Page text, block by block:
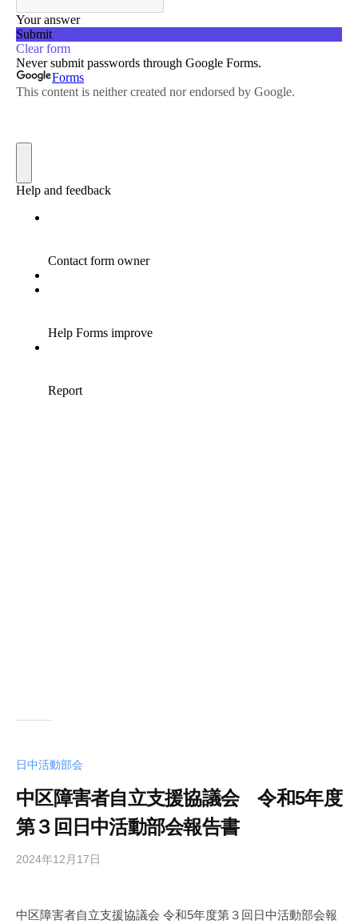
日中活動部会
中区障害者自立支援協議会 令和5年度
第３回日中活動部会報告書
2024年12月17日
区
中区障害者自立支援協議会 令和5年度第３回日中活動部会報